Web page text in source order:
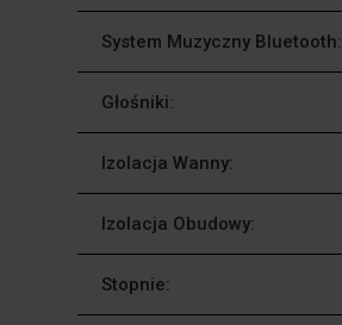
System Muzyczny Bluetooth:
Głośniki:
Izolacja Wanny:
Izolacja Obudowy:
Stopnie: